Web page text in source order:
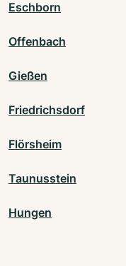
Eschborn
Offenbach
Gießen
Friedrichsdorf
Flörsheim
Taunusstein
Hungen